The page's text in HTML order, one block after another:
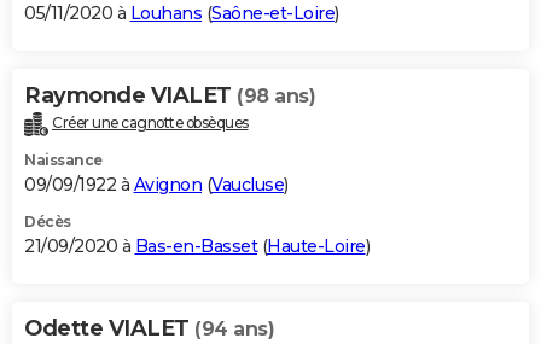
05/11/2020 à Louhans (Saône-et-Loire)
Raymonde VIALET (98 ans)
Créer une cagnotte obsèques
Naissance
09/09/1922 à Avignon (Vaucluse)
Décès
21/09/2020 à Bas-en-Basset(Haute-Loire)
Odette VIALET (94 ans)